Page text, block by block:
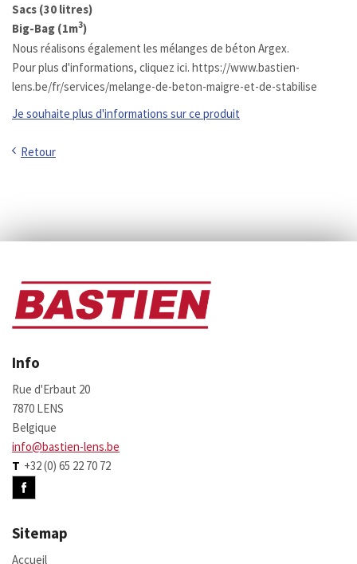
Sacs (30 litres)
Big-Bag (1m3)
Nous réalisons également les mélanges de béton Argex.
Pour plus d'informations, cliquez ici. https://www.bastien-
lens.be/fr/services/melange-de-beton-maigre-et-de-stabilise
Je souhaite plus d'informations sur ce produit
Retour
Info
Rue d'Erbaut 20
7870 LENS
Belgique
info@bastien-lens.be
T +32 (0) 65 22 70 72
Sitemap
Accueil